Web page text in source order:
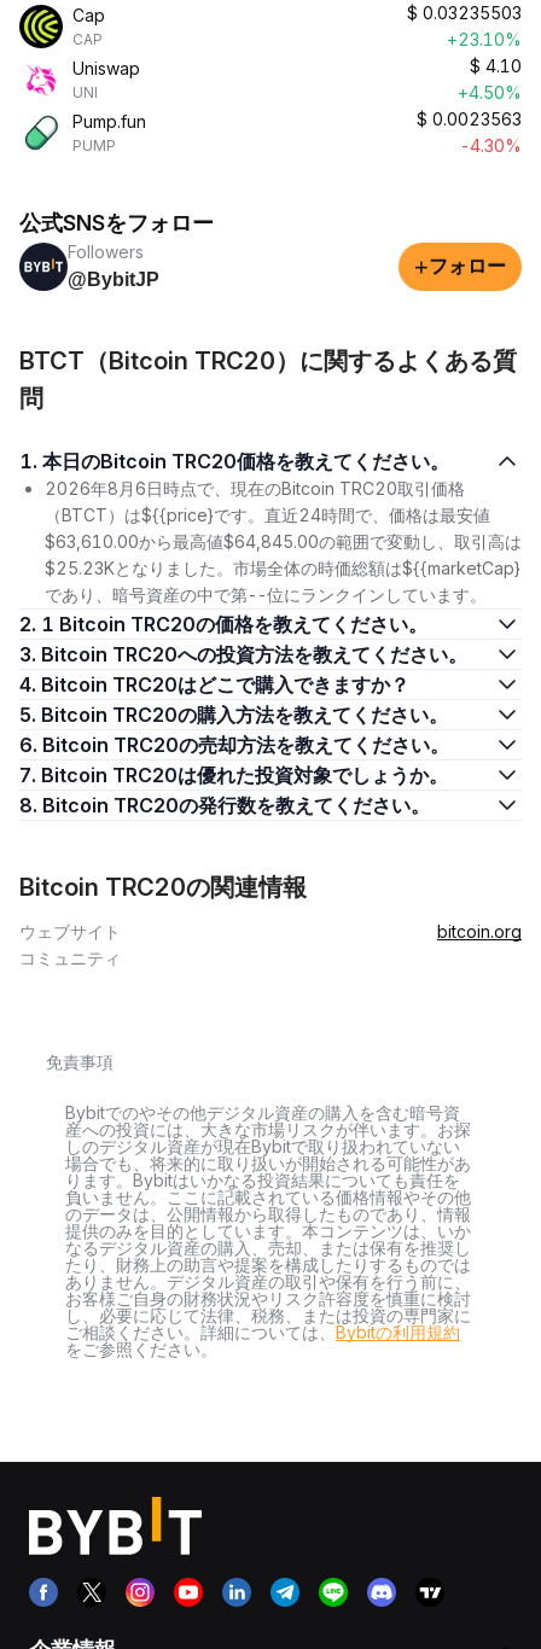
Cap
CAP
$ 0.03235503
+23.10%
Uniswap
UNI
$ 4.10
+4.50%
Pump.fun
PUMP
$ 0.0023563
-4.30%
公式SNSをフォロー
Followers
@BybitJP
+フォロー
BTCT（Bitcoin TRC20）に関するよくある質
問
1. 本日のBitcoin TRC20価格を教えてください。
2026年8月6日時点で、現在のBitcoin TRC20取引価格
（BTCT）は${{price}です。直近24時間で、価格は最安値
$63,610.00から最高値$64,845.00の範囲で変動し、取引高は
$25.23Kとなりました。市場全体の時価総額は${{marketCap}
であり、暗号資産の中で第--位にランクインしています。
2. 1 Bitcoin TRC20の価格を教えてください。
3. Bitcoin TRC20への投資方法を教えてください。
4. Bitcoin TRC20はどこで購入できますか？
5. Bitcoin TRC20の購入方法を教えてください。
6. Bitcoin TRC20の売却方法を教えてください。
7. Bitcoin TRC20は優れた投資対象でしょうか。
8. Bitcoin TRC20の発行数を教えてください。
Bitcoin TRC20の関連情報
ウェブサイト
bitcoin.org
コミュニティ
免責事項
Bybitでのやその他デジタル資産の購入を含む暗号資
産への投資には、大きな市場リスクが伴います。お探
しのデジタル資産が現在Bybitで取り扱われていない
場合でも、将来的に取り扱いが開始される可能性があ
ります。Bybitはいかなる投資結果についても責任を
負いません。ここに記載されている価格情報やその他
のデータは、公開情報から取得したものであり、情報
提供のみを目的としています。本コンテンツは、いか
なるデジタル資産の購入、売却、または保有を推奨し
たり、財務上の助言や提案を構成したりするものでは
ありません。デジタル資産の取引や保有を行う前に、
お客様ご自身の財務状況やリスク許容度を慎重に検討
し、必要に応じて法律、税務、または投資の専門家に
ご相談ください。詳細については、 Bybitの利用規約
をご参照ください。